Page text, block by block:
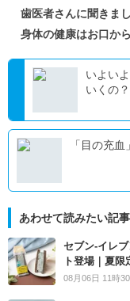
歯医者さんに聞きま
身体の健康はお口か
いよい
いくの？
「目の充
あわせて読みたい記事
セブン‐イレ
ト登場｜夏
08月06日 11時